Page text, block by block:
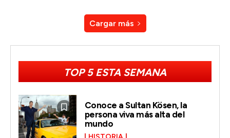
Cargar más
TOP 5 ESTA SEMANA
Conoce a Sultan Kösen, la
persona viva más alta del
mundo